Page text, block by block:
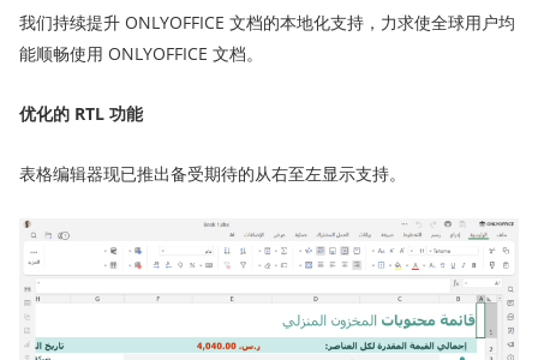
我们持续提升 ONLYOFFICE 文档的本地化支持，力求使全球用户均
能顺畅使用 ONLYOFFICE 文档。
优化的 RTL 功能
表格编辑器现已推出备受期待的从右至左显示支持。